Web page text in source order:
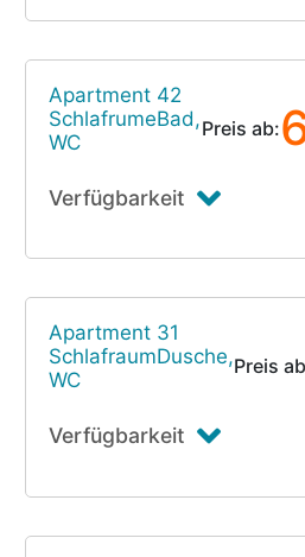
Apartment 42
SchlafrumeBad,
WC
Preis ab:
Verfügbarkeit
Apartment 31
SchlafraumDusche,
WC
Preis
Verfügbarkeit